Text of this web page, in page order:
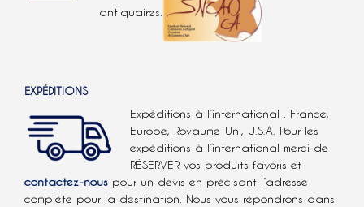
antiquaires.
EXPÉDITIONS
Expéditions à l’international : France,
Europe, Royaume-Uni, U.S.A. Pour les
expéditions à l’international merci de
RÉSERVER vos produits favoris et
contactez-nous pour un devis en précisant l’adresse
complète pour la destination. Nous vous répondrons dans